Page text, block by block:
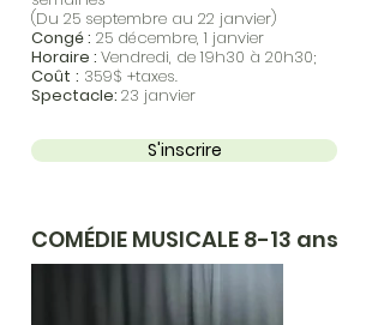
(Du 25 septembre au 22 janvier)
Congé : 25 décembre, 1 janvier
Horaire : Vendredi, de 19h30 à 20h30;
Coût : 359$ +taxes.
Spectacle: 23 janvier
S'inscrire
COMÉDIE MUSICALE 8-13 ans